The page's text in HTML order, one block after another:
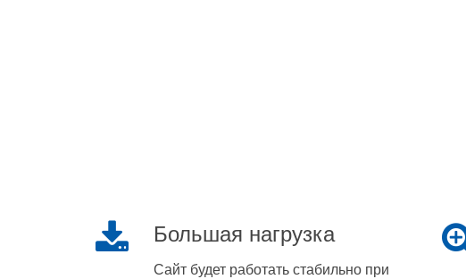
Большая нагрузка
Сайт будет работать стабильно при